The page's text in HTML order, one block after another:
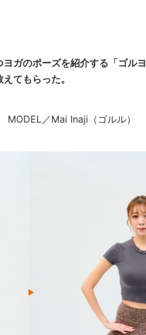
ガのポーズを紹介する「ゴル
てもらった。
／Mai Inaji（ゴルル）